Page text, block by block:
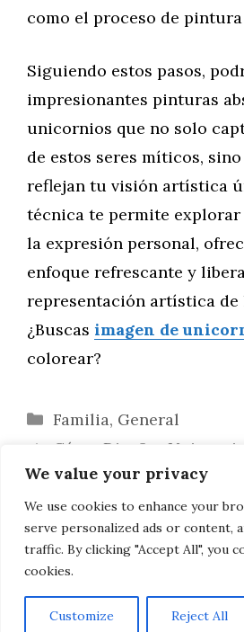
We value your privacy
We use cookies to enhance your
serve personalized ads or content,
traffic. By clicking "Accept All", you
cookies.
Customize Reject All
como el proceso de pintura
Siguiendo estos pasos,
impresionantes pinturas
unicornios que no solo
de estos seres míticos,
reflejan tu visión artística
técnica te permite explorar
la expresión personal,
enfoque refrescante y
representación artística
¿Buscas imagen de
colorear?
Categorías
Familia, General
Cómo Diseñar
el Estilo Pop Art
Cómo Crear GIFs
Unicornios para
AVISO LEGAL, POLITICA DE